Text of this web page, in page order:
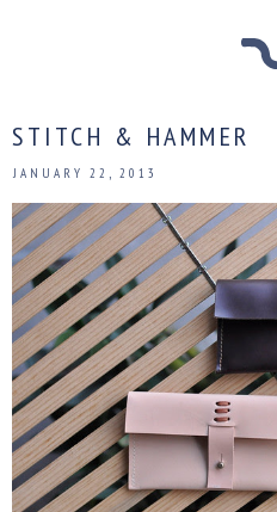
STITCH & HAMMER
JANUARY 22, 2013